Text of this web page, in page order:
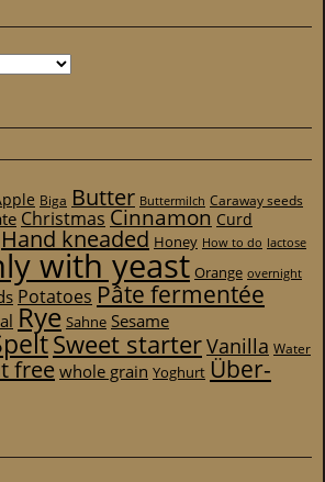
Biga Butter Buttermilch Caraway seeds
Christmas Cinnamon Curd
Hand kneaded Honey How to do lactose
with yeast Orange overnight
Potatoes Pâte fermentée
Rye Sahne Sesame
Sweet starterVanilla Water
freewhole grain Yoghurt Über-